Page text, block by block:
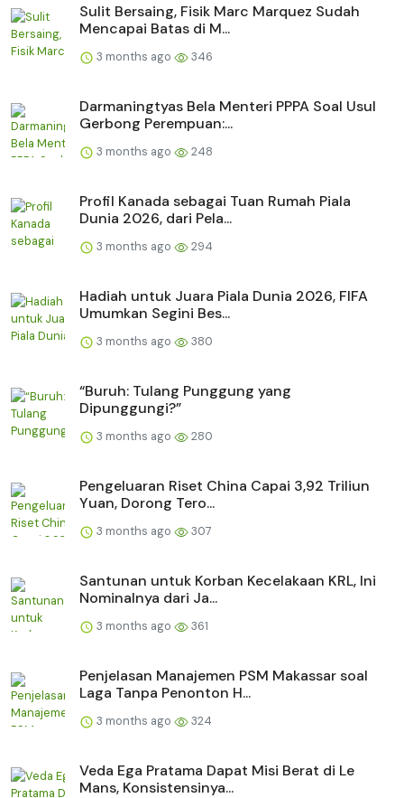
Sulit Bersaing, Fisik Marc Marquez Sudah
Mencapai Batas di M...
3 months ago 346
Darmaningtyas Bela Menteri PPPA Soal Usul
Gerbong Perempuan:...
3 months ago 248
Profil Kanada sebagai Tuan Rumah Piala
Dunia 2026, dari Pela...
3 months ago 294
Hadiah untuk Juara Piala Dunia 2026, FIFA
Umumkan Segini Bes...
3 months ago 380
“Buruh: Tulang Punggung yang
Dipunggungi?”
3 months ago 280
Pengeluaran Riset China Capai 3,92 Triliun
Yuan, Dorong Tero...
3 months ago 307
Santunan untuk Korban Kecelakaan KRL, Ini
Nominalnya dari Ja...
3 months ago 361
Penjelasan Manajemen PSM Makassar soal
Laga Tanpa Penonton H...
3 months ago 324
Veda Ega Pratama Dapat Misi Berat di Le
Mans, Konsistensinya...